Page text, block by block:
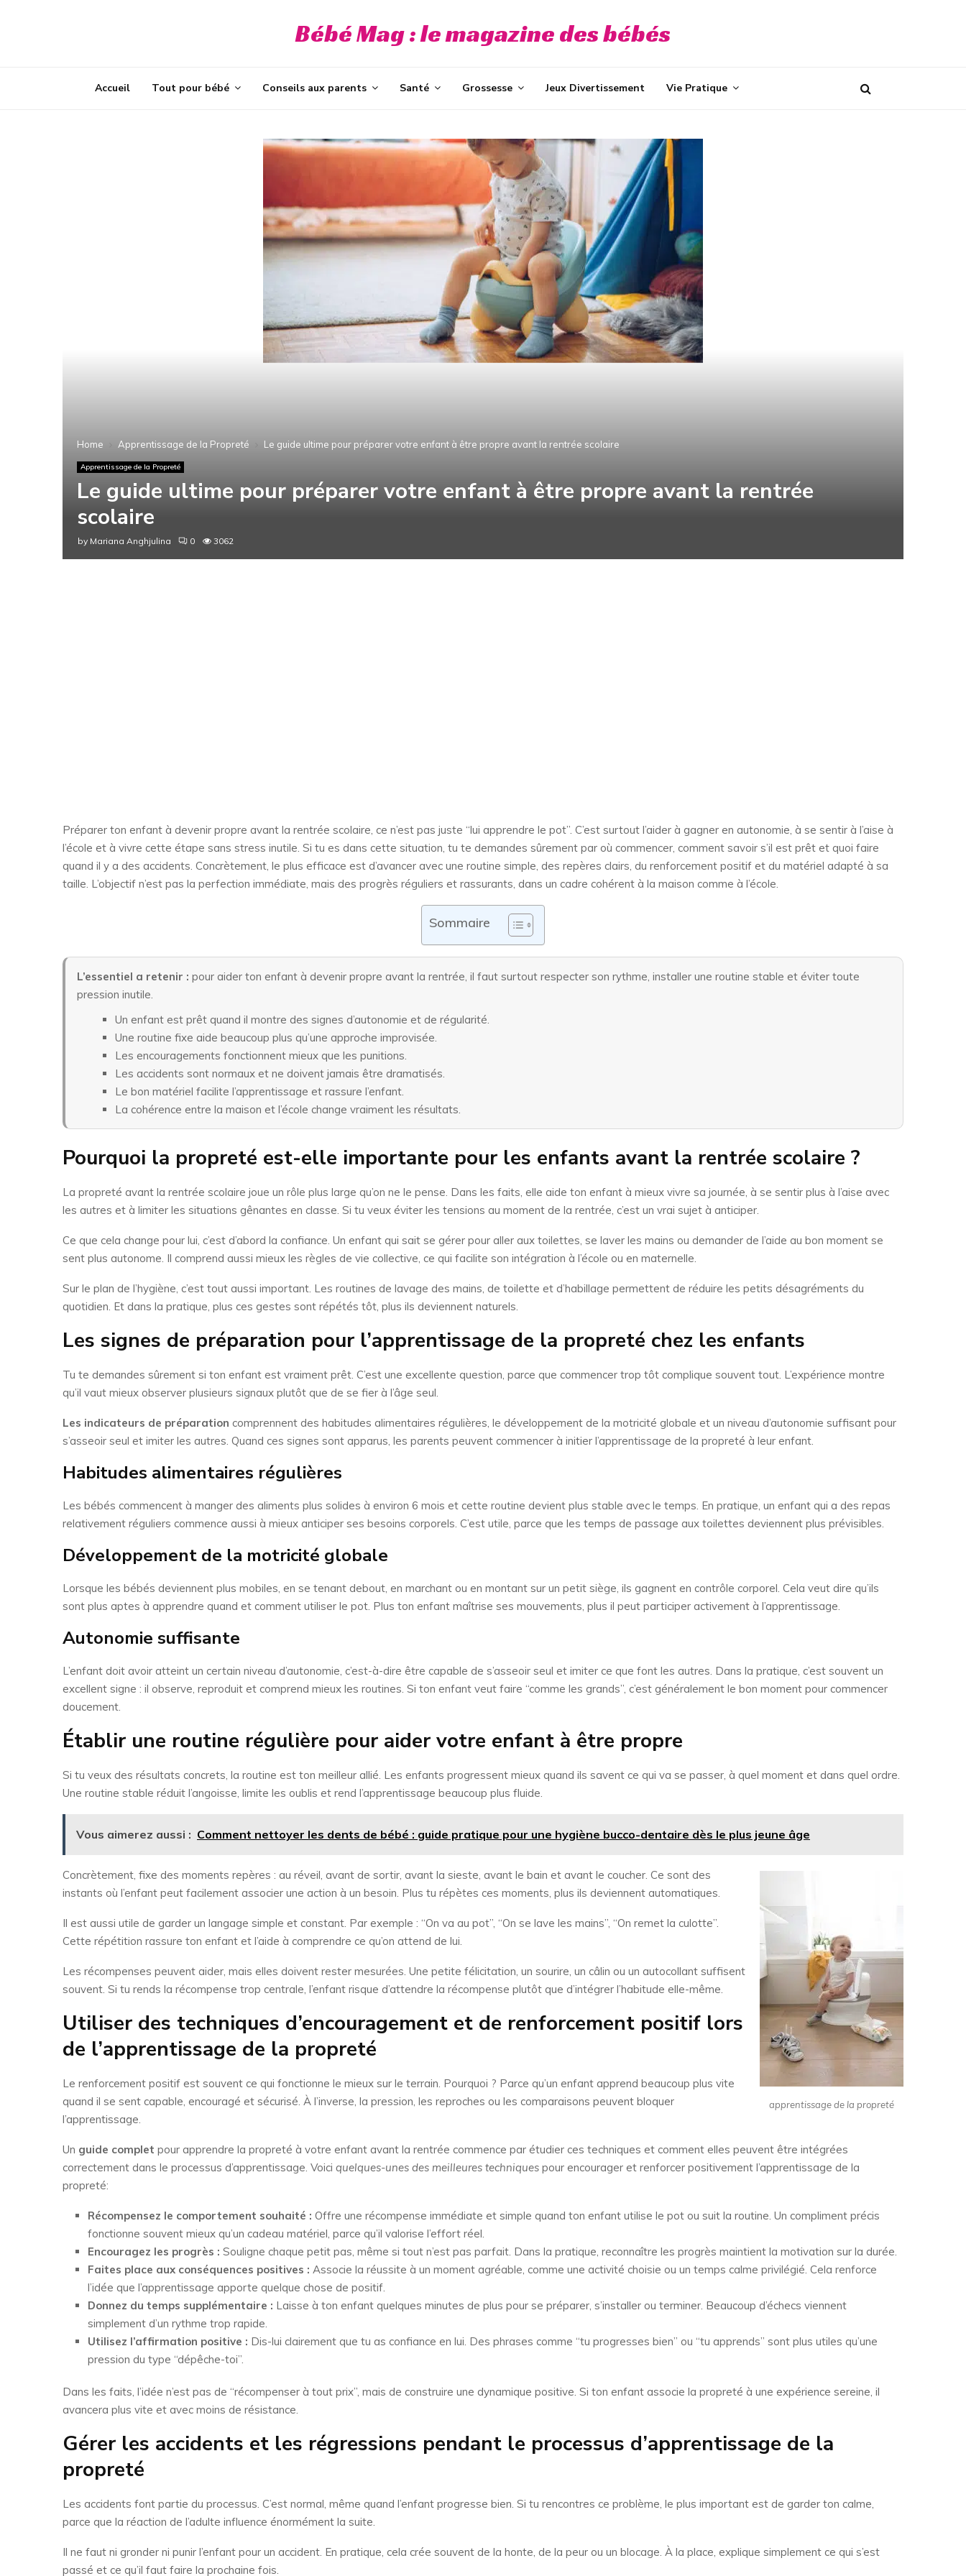
Bébé Mag : le magazine des bébés
Accueil Tout pour bébé Conseils aux parents Santé Grossesse Jeux Divertissement Vie Pratique
Home Apprentissage de la Propreté Le guide ultime pour préparer votre enfant à être propre avant la rentrée scolaire
Apprentissage de la Propreté
Le guide ultime pour préparer votre enfant à être propre avant la rentrée
scolaire
by Mariana Anghjulina 0 3062
Préparer ton enfant à devenir propre avant la rentrée scolaire, ce n’est pas juste “lui apprendre le pot”. C’est surtout l’aider à gagner en autonomie, à se sentir à l’aise à
l’école et à vivre cette étape sans stress inutile. Si tu es dans cette situation, tu te demandes sûrement par où commencer, comment savoir s’il est prêt et quoi faire
quand il y a des accidents. Concrètement, le plus efficace est d’avancer avec une routine simple, des repères clairs, du renforcement positif et du matériel adapté à sa
taille. L’objectif n’est pas la perfection immédiate, mais des progrès réguliers et rassurants, dans un cadre cohérent à la maison comme à l’école.
Sommaire
L’essentiel a retenir : pour aider ton enfant à devenir propre avant la rentrée, il faut surtout respecter son rythme, installer une routine stable et éviter toute
pression inutile.
Un enfant est prêt quand il montre des signes d’autonomie et de régularité.
Une routine fixe aide beaucoup plus qu’une approche improvisée.
Les encouragements fonctionnent mieux que les punitions.
Les accidents sont normaux et ne doivent jamais être dramatisés.
Le bon matériel facilite l’apprentissage et rassure l’enfant.
La cohérence entre la maison et l’école change vraiment les résultats.
Pourquoi la propreté est-elle importante pour les enfants avant la rentrée scolaire ?
La propreté avant la rentrée scolaire joue un rôle plus large qu’on ne le pense. Dans les faits, elle aide ton enfant à mieux vivre sa journée, à se sentir plus à l’aise avec
les autres et à limiter les situations gênantes en classe. Si tu veux éviter les tensions au moment de la rentrée, c’est un vrai sujet à anticiper.
Ce que cela change pour lui, c’est d’abord la confiance. Un enfant qui sait se gérer pour aller aux toilettes, se laver les mains ou demander de l’aide au bon moment se
sent plus autonome. Il comprend aussi mieux les règles de vie collective, ce qui facilite son intégration à l’école ou en maternelle.
Sur le plan de l’hygiène, c’est tout aussi important. Les routines de lavage des mains, de toilette et d’habillage permettent de réduire les petits désagréments du
quotidien. Et dans la pratique, plus ces gestes sont répétés tôt, plus ils deviennent naturels.
Les signes de préparation pour l’apprentissage de la propreté chez les enfants
Tu te demandes sûrement si ton enfant est vraiment prêt. C’est une excellente question, parce que commencer trop tôt complique souvent tout. L’expérience montre
qu’il vaut mieux observer plusieurs signaux plutôt que de se fier à l’âge seul.
Les indicateurs de préparation comprennent des habitudes alimentaires régulières, le développement de la motricité globale et un niveau d’autonomie suffisant pour
s’asseoir seul et imiter les autres. Quand ces signes sont apparus, les parents peuvent commencer à initier l’apprentissage de la propreté à leur enfant.
Habitudes alimentaires régulières
Les bébés commencent à manger des aliments plus solides à environ 6 mois et cette routine devient plus stable avec le temps. En pratique, un enfant qui a des repas
relativement réguliers commence aussi à mieux anticiper ses besoins corporels. C’est utile, parce que les temps de passage aux toilettes deviennent plus prévisibles.
Développement de la motricité globale
Lorsque les bébés deviennent plus mobiles, en se tenant debout, en marchant ou en montant sur un petit siège, ils gagnent en contrôle corporel. Cela veut dire qu’ils
sont plus aptes à apprendre quand et comment utiliser le pot. Plus ton enfant maîtrise ses mouvements, plus il peut participer activement à l’apprentissage.
Autonomie suffisante
L’enfant doit avoir atteint un certain niveau d’autonomie, c’est-à-dire être capable de s’asseoir seul et imiter ce que font les autres. Dans la pratique, c’est souvent un
excellent signe : il observe, reproduit et comprend mieux les routines. Si ton enfant veut faire “comme les grands”, c’est généralement le bon moment pour commencer
doucement.
Établir une routine régulière pour aider votre enfant à être propre
Si tu veux des résultats concrets, la routine est ton meilleur allié. Les enfants progressent mieux quand ils savent ce qui va se passer, à quel moment et dans quel ordre.
Une routine stable réduit l’angoisse, limite les oublis et rend l’apprentissage beaucoup plus fluide.
Vous aimerez aussi : Comment nettoyer les dents de bébé : guide pratique pour une hygiène bucco-dentaire dès le plus jeune âge
apprentissage de la propreté
Concrètement, fixe des moments repères : au réveil, avant de sortir, avant la sieste, avant le bain et avant le coucher. Ce sont des
instants où l’enfant peut facilement associer une action à un besoin. Plus tu répètes ces moments, plus ils deviennent automatiques.
Il est aussi utile de garder un langage simple et constant. Par exemple : “On va au pot”, “On se lave les mains”, “On remet la culotte”.
Cette répétition rassure ton enfant et l’aide à comprendre ce qu’on attend de lui.
Les récompenses peuvent aider, mais elles doivent rester mesurées. Une petite félicitation, un sourire, un câlin ou un autocollant suffisent
souvent. Si tu rends la récompense trop centrale, l’enfant risque d’attendre la récompense plutôt que d’intégrer l’habitude elle-même.
Utiliser des techniques d’encouragement et de renforcement positif lors
de l’apprentissage de la propreté
Le renforcement positif est souvent ce qui fonctionne le mieux sur le terrain. Pourquoi ? Parce qu’un enfant apprend beaucoup plus vite
quand il se sent capable, encouragé et sécurisé. À l’inverse, la pression, les reproches ou les comparaisons peuvent bloquer
l’apprentissage.
Un guide complet pour apprendre la propreté à votre enfant avant la rentrée commence par étudier ces techniques et comment elles peuvent être intégrées
correctement dans le processus d’apprentissage. Voici quelques-unes des meilleures techniques pour encourager et renforcer positivement l’apprentissage de la
propreté:
Récompensez le comportement souhaité : Offre une récompense immédiate et simple quand ton enfant utilise le pot ou suit la routine. Un compliment précis
fonctionne souvent mieux qu’un cadeau matériel, parce qu’il valorise l’effort réel.
Encouragez les progrès : Souligne chaque petit pas, même si tout n’est pas parfait. Dans la pratique, reconnaître les progrès maintient la motivation sur la durée.
Faites place aux conséquences positives : Associe la réussite à un moment agréable, comme une activité choisie ou un temps calme privilégié. Cela renforce
l’idée que l’apprentissage apporte quelque chose de positif.
Donnez du temps supplémentaire : Laisse à ton enfant quelques minutes de plus pour se préparer, s’installer ou terminer. Beaucoup d’échecs viennent
simplement d’un rythme trop rapide.
Utilisez l’affirmation positive : Dis-lui clairement que tu as confiance en lui. Des phrases comme “tu progresses bien” ou “tu apprends” sont plus utiles qu’une
pression du type “dépêche-toi”.
Dans les faits, l’idée n’est pas de “récompenser à tout prix”, mais de construire une dynamique positive. Si ton enfant associe la propreté à une expérience sereine, il
avancera plus vite et avec moins de résistance.
Gérer les accidents et les régressions pendant le processus d’apprentissage de la
propreté
Les accidents font partie du processus. C’est normal, même quand l’enfant progresse bien. Si tu rencontres ce problème, le plus important est de garder ton calme,
parce que la réaction de l’adulte influence énormément la suite.
Il ne faut ni gronder ni punir l’enfant pour un accident. En pratique, cela crée souvent de la honte, de la peur ou un blocage. À la place, explique simplement ce qui s’est
passé et ce qu’il faut faire la prochaine fois.